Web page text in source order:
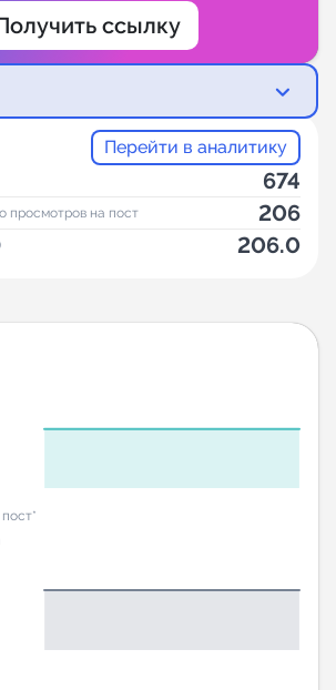
ссылку
Перейти в аналитику
674
просмотров на пост 206
206.0